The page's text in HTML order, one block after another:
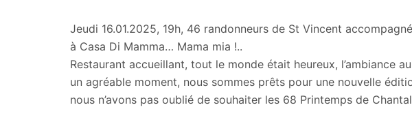
Jeudi 16.01.2025, 19h, 46 randonneurs de St Vincent
à Casa Di Mamma… Mama mia !..
Restaurant accueillant, tout le monde était heureux, l’ambiance
un agréable moment, nous sommes prêts pour une nouvelle
nous n’avons pas oublié de souhaiter les 68 Printemps de